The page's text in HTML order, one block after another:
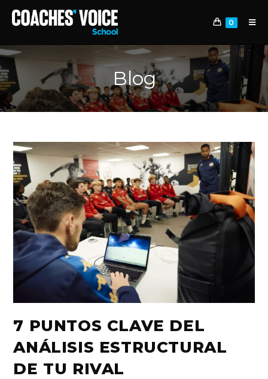
0
Blog
7 PUNTOS CLAVE DEL
ANÁLISIS ESTRUCTURAL
DE TU RIVAL